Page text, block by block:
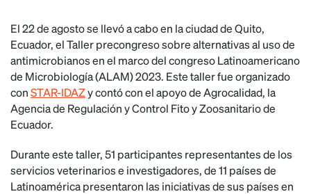
El 22 de agosto se llevó a cabo en la ciudad de Quito,
Ecuador, el Taller precongreso sobre alternativas al uso de
antimicrobianos en el marco del congreso Latinoamericano
de Microbiología (ALAM) 2023. Este taller fue organizado
conSTAR-IDAZy contó con el apoyo de Agrocalidad, la
Agencia de Regulación y Control Fito y Zoosanitario de
Ecuador.
Durante este taller, 51 participantes representantes de los
servicios veterinarios e investigadores, de 11 países de
Latinoamérica presentaron las iniciativas de sus países en